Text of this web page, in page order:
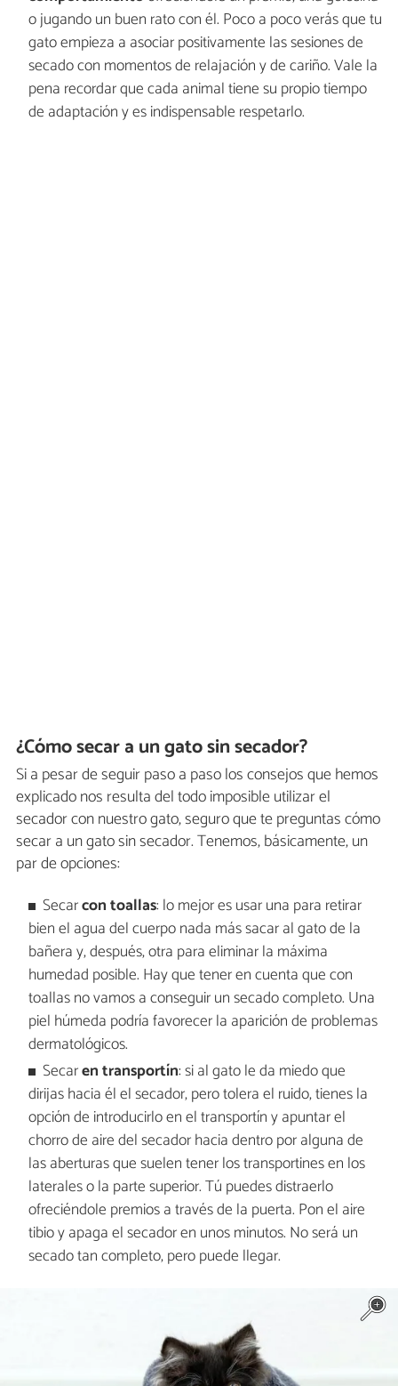
o jugando un buen rato con él. Poco a poco verás que tu
gato empieza a asociar positivamente las sesiones de
secado con momentos de relajación y de cariño. Vale la
pena recordar que cada animal tiene su propio tiempo
de adaptación y es indispensable respetarlo.
¿Cómo secar a un gato sin secador?
Si a pesar de seguir paso a paso los consejos que hemos
explicado nos resulta del todo imposible utilizar el
secador con nuestro gato, seguro que te preguntas cómo
secar a un gato sin secador. Tenemos, básicamente, un
par de opciones:
Secarcon toallas: lo mejor es usar una para retirar
bien el agua del cuerpo nada más sacar al gato de la
bañera y, después, otra para eliminar la máxima
humedad posible. Hay que tener en cuenta que con
toallas no vamos a conseguir un secado completo. Una
piel húmeda podría favorecer la aparición de problemas
dermatológicos.
Secaren transportín: si al gato le da miedo que
dirijas hacia él el secador, pero tolera el ruido, tienes la
opción de introducirlo en el transportín y apuntar el
chorro de aire del secador hacia dentro por alguna de
las aberturas que suelen tener los transportines en los
laterales o la parte superior. Tú puedes distraerlo
ofreciéndole premios a través de la puerta. Pon el aire
tibio y apaga el secador en unos minutos. No será un
secado tan completo, pero puede llegar.